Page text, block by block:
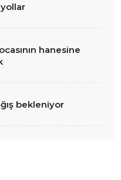
hanesine
bekleniyor